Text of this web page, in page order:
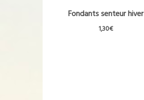
Fondants senteur hiver
1,30€